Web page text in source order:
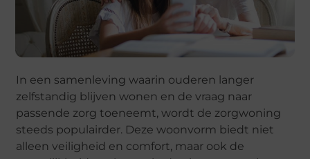
In een samenleving waarin ouderen langer
zelfstandig blijven wonen en de vraag naar
passende zorg toeneemt, wordt de zorgwoning
steeds populairder. Deze woonvorm biedt niet
alleen veiligheid en comfort, maar ook de